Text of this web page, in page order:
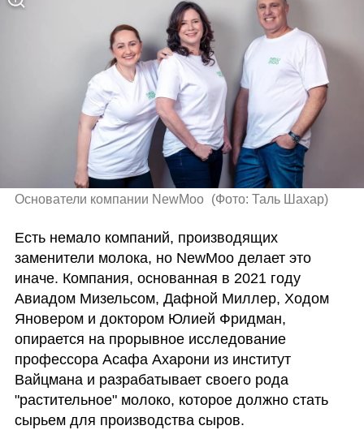
Основатели компании NewMoo (Фото: Таль Шахар)
Есть немало компаний, производящих
заменители молока, но NewMoo делает это
иначе. Компания, основанная в 2021 году
Авиадом Мизельсом, Дафной Миллер, Ходом
Яновером и доктором Юлией Фридман,
опирается на прорывное исследование
профессора Асафа Ахарони из институт
Вайцмана и разрабатывает своего рода
"растительное" молоко, которое должно стать
сырьем для производства сыров.